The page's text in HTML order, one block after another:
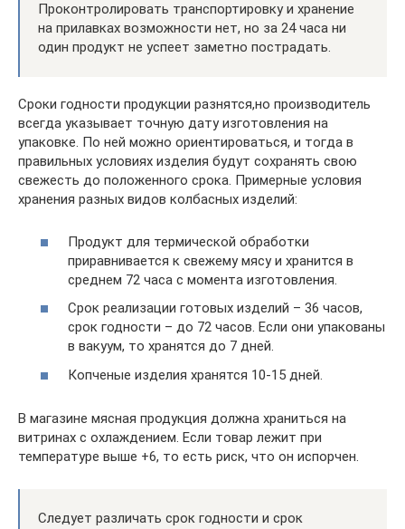
Проконтролировать транспортировку и хранение
на прилавках возможности нет, но за 24 часа ни
один продукт не успеет заметно пострадать.
Сроки годности продукции разнятся,но производитель
всегда указывает точную дату изготовления на
упаковке. По ней можно ориентироваться, и тогда в
правильных условиях изделия будут сохранять свою
свежесть до положенного срока. Примерные условия
хранения разных видов колбасных изделий:
Продукт для термической обработки
приравнивается к свежему мясу и хранится в
среднем 72 часа с момента изготовления.
Срок реализации готовых изделий – 36 часов,
срок годности – до 72 часов. Если они упакованы
в вакуум, то хранятся до 7 дней.
Копченые изделия хранятся 10-15 дней.
В магазине мясная продукция должна храниться на
витринах с охлаждением. Если товар лежит при
температуре выше +6, то есть риск, что он испорчен.
Следует различать срок годности и срок